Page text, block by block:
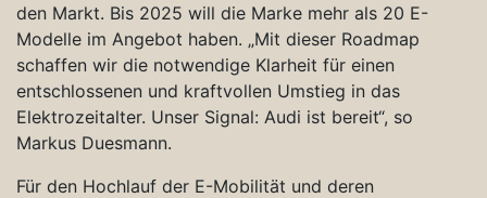
den Markt. Bis 2025 will die Marke mehr als 20 E-
Modelle im Angebot haben. „Mit dieser Roadmap
schaffen wir die notwendige Klarheit für einen
entschlossenen und kraftvollen Umstieg in das
Elektrozeitalter. Unser Signal: Audi ist bereit“, so
Markus Duesmann.
Für den Hochlauf der E-Mobilität und deren